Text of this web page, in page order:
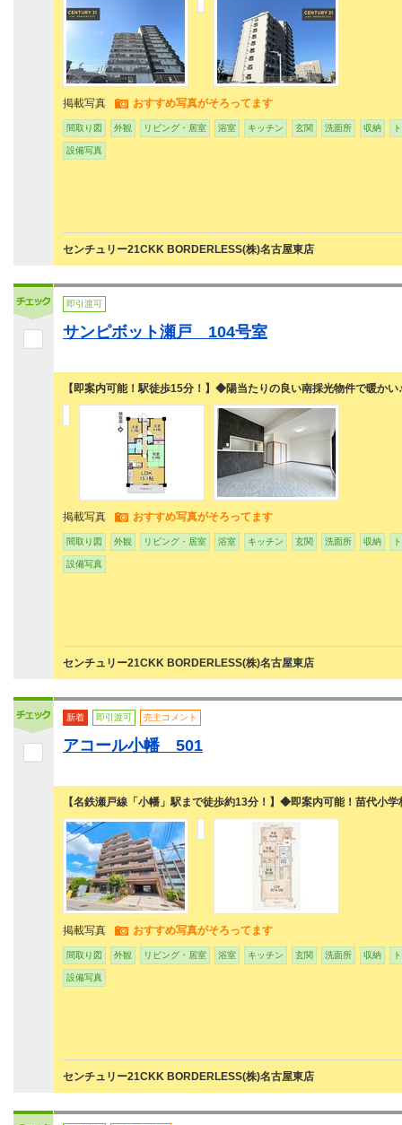
掲載写真 おすすめ写真がそろってます
間取り図 外観 リビング・居室 浴室 キッチン 玄関 洗面所 収納
設備写真
センチュリー21CKK BORDERLESS(株)名古屋東店
即引渡可
サンピボット瀬戸 104号室
【即案内可能！駅徒歩15分！】◆陽当たりの良い南採光物件で暖かい
掲載写真 おすすめ写真がそろってます
間取り図 外観 リビング・居室 浴室 キッチン 玄関 洗面所 収納
設備写真
センチュリー21CKK BORDERLESS(株)名古屋東店
新着 即引渡可 売主コメント
アコール小幡 501
【名鉄瀬戸線「小幡」駅まで徒歩約13分！】◆即案内可能！苗代小学
掲載写真 おすすめ写真がそろってます
間取り図 外観 リビング・居室 浴室 キッチン 玄関 洗面所 収納
設備写真
センチュリー21CKK BORDERLESS(株)名古屋東店